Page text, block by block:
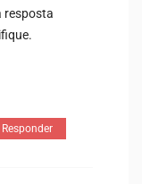
resposta
Responder